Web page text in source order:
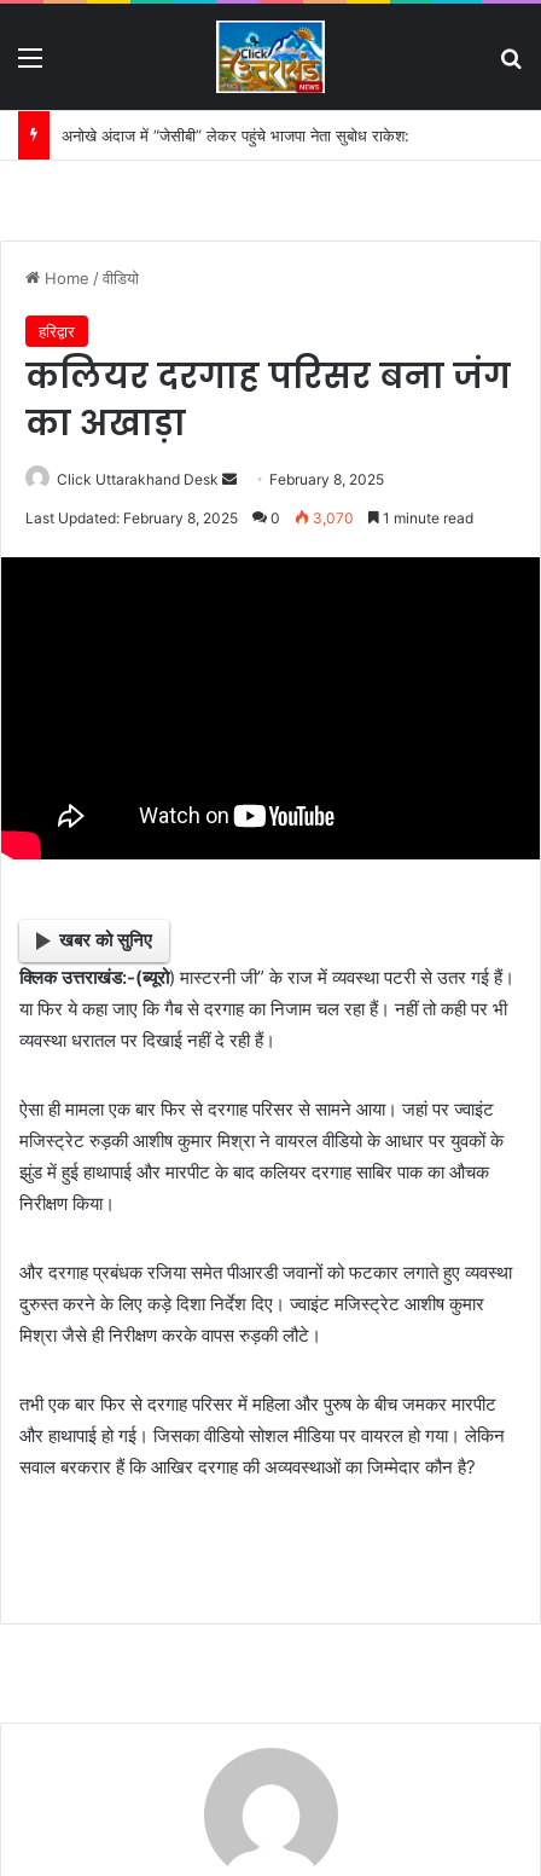
छह जनाजों ने रुलाया रायपुर, खुशियों के सफर का दर्दनाक अंत:
Home /वीडियो
हरिद्वार
कलियर दरगाह परिसर बना जंग
का अखाड़ा
Click Uttarakhand Desk February 8, 2025
Last Updated: February 8, 2025 0 3,070 1 minute read
खबर को सुनिए
क्लिक उत्तराखंड:-(ब्यूरो) मास्टरनी जी” के राज में व्यवस्था पटरी से उतर गई हैं।
या फिर ये कहा जाए कि गैब से दरगाह का निजाम चल रहा हैं। नहीं तो कही पर भी
व्यवस्था धरातल पर दिखाई नहीं दे रही हैं।
ऐसा ही मामला एक बार फिर से दरगाह परिसर से सामने आया। जहां पर ज्वाइंट
मजिस्ट्रेट रुड़की आशीष कुमार मिश्रा ने वायरल वीडियो के आधार पर युवकों के
झुंड में हुई हाथापाई और मारपीट के बाद कलियर दरगाह साबिर पाक का औचक
निरीक्षण किया।
और दरगाह प्रबंधक रजिया समेत पीआरडी जवानों को फटकार लगाते हुए व्यवस्था
दुरुस्त करने के लिए कड़े दिशा निर्देश दिए। ज्वाइंट मजिस्ट्रेट आशीष कुमार
मिश्रा जैसे ही निरीक्षण करके वापस रुड़की लौटे।
तभी एक बार फिर से दरगाह परिसर में महिला और पुरुष के बीच जमकर मारपीट
और हाथापाई हो गई। जिसका वीडियो सोशल मीडिया पर वायरल हो गया। लेकिन
सवाल बरकरार हैं कि आखिर दरगाह की अव्यवस्थाओं का जिम्मेदार कौन है?